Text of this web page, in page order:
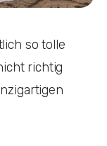
so tolle
richtig